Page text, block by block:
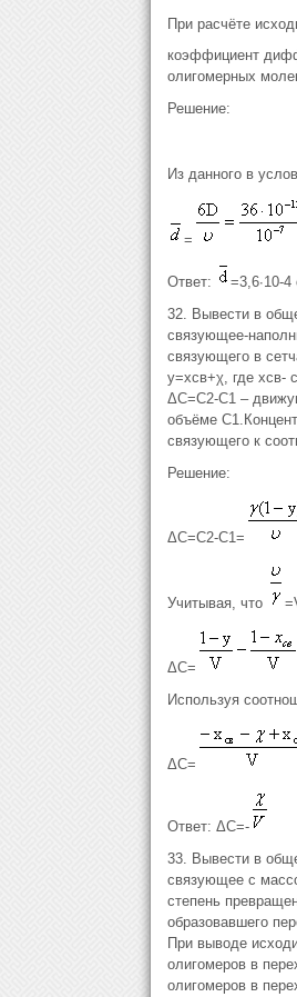
При расчёте
коэффициент
олигомерных
Решение:
Из данного в
=
Ответ:
=3,6∙10-
32. Вывести в
связующее-
связующего в
y=xсв+χ, где xсв-
ΔС=С2-С1 –
объёме
связующего к
Решение:
ΔС=С2-С1=
Учитывая, что
ΔС=
Используя
ΔC=
Ответ: ΔС=-
33. Вывести в
связующее с
степень
образовавшего
При выводе
олигомеров в
олигомеров в